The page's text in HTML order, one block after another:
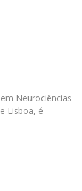
Neurociências
Lisboa, é